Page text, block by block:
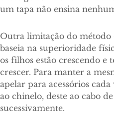
um tapa não ensina
Outra limitação do método
baseia na superioridade
os filhos estão crescendo e
crescer. Para manter a
apelar para acessórios
ao chinelo, deste ao cabo
sucessivamente.